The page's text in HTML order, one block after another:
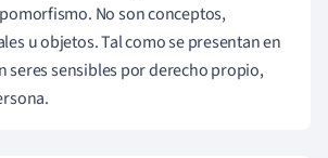
No son conceptos,
u objetos. Tal como se presentan en
seres sensibles por derecho propio,